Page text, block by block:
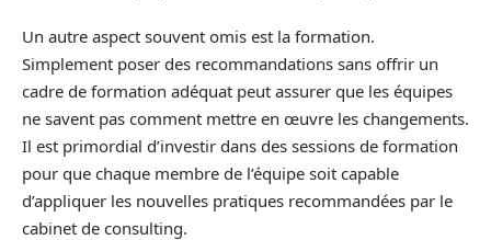
Un autre aspect souvent omis est la formation.
Simplement poser des recommandations sans offrir un
cadre de formation adéquat peut assurer que les équipes
ne savent pas comment mettre en œuvre les changements.
Il est primordial d’investir dans des sessions de formation
pour que chaque membre de l’équipe soit capable
d’appliquer les nouvelles pratiques recommandées par le
cabinet de consulting.